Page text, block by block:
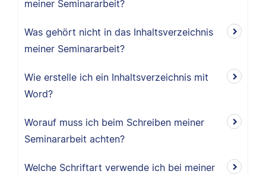
meiner Seminararbeit?
Was gehört nicht in das Inhaltsverzeichnis
meiner Seminararbeit?
Wie erstelle ich ein Inhaltsverzeichnis mit
Word?
Worauf muss ich beim Schreiben meiner
Seminararbeit achten?
Welche Schriftart verwende ich bei meiner